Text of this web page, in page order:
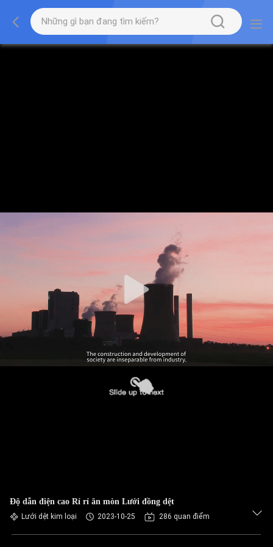
Độ dẫn điện cao Rỉ rỉ ăn mòn Lưới đồng dệt
Lưới dệt kim loại 2023-10-25 286 quan điểm